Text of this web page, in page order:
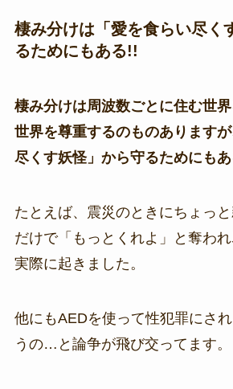
棲み分けは「愛を食らい尽く
るためにもある!!
棲み分けは周波数ごとに住む世
世界を尊重するのものあります
尽くす妖怪」から守るためにもあ
たとえば、震災のときにちょっ
だけで「もっとくれよ」と奪わ
実際に起きました。
他にもAEDを使って性犯罪にさ
うの…と論争が飛び交ってます。